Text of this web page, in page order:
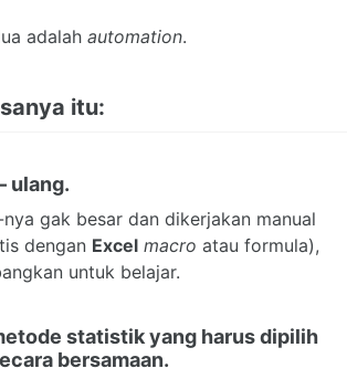
adalah automation.
itu:
ulang.
gak besar dan dikerjakan manual
dengan Excel macro atau formula),
untuk belajar.
statistik yang harus dipilih
bersamaan.